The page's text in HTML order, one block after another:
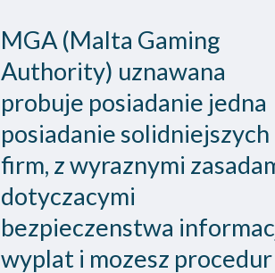
MGA (Malta Gaming
Authority) uznawana
probuje posiadanie jedna
posiadanie solidniejszych
firm, z wyraznymi
dotyczacymi
bezpieczenstwa
wyplat i mozesz procedur